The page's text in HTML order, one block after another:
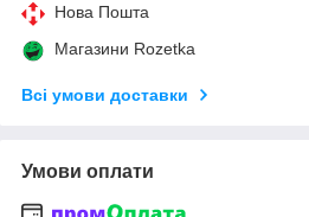
Нова Пошта
Магазини Rozetka
Всі умови доставки
Умови оплати